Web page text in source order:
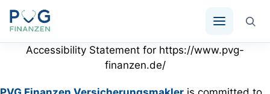
Accessibility Statement for https://www.pvg-
finanzen.de/